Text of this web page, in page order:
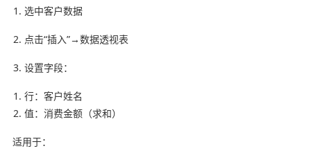
选中客户数据
点击“插入”→数据透视表
设置字段：
行：客户姓名
值：消费金额（求和）
适用于：